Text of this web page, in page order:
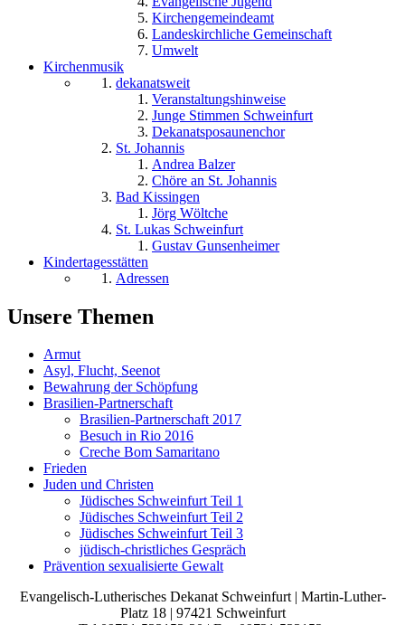
Kirchengemeindeamt
Landeskirchliche Gemeinschaft
Umwelt
Kirchenmusik
dekanatsweit
Veranstaltungshinweise
Junge Stimmen Schweinfurt
Dekanatsposaunenchor
St. Johannis
Andrea Balzer
Chöre an St. Johannis
Bad Kissingen
Jörg Wöltche
St. Lukas Schweinfurt
Gustav Gunsenheimer
Kindertagesstätten
Adressen
Unsere Themen
Armut
Asyl, Flucht, Seenot
Bewahrung der Schöpfung
Brasilien-Partnerschaft
Brasilien-Partnerschaft 2017
Besuch in Rio 2016
Creche Bom Samaritano
Frieden
Juden und Christen
Jüdisches Schweinfurt Teil 1
Jüdisches Schweinfurt Teil 2
Jüdisches Schweinfurt Teil 3
jüdisch-christliches Gespräch
Prävention sexualisierte Gewalt
Evangelisch-Lutherisches Dekanat Schweinfurt | Martin-Luther-
Platz 18 | 97421 Schweinfurt